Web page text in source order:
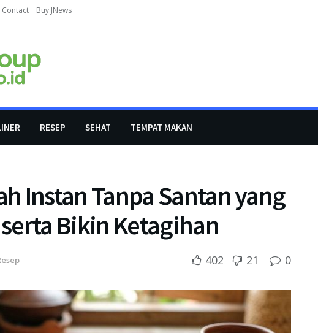
Contact Buy JNews
RESEP SEHAT TEMPAT MAKAN
Instan Tanpa Santan yang
Bikin Ketagihan
402 21 0